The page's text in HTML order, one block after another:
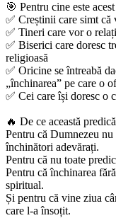
🎯 Pentru cine este
✅ Creștinii care simt că
✅ Tineri care vor o
✅ Biserici care doresc
religioasă
✅ Oricine se întreabă
„închinarea” pe care o
✅ Cei care își doresc o
🔥 De ce această
Pentru că Dumnezeu
închinători adevărați.
Pentru că nu toate
Pentru că închinarea
spiritual.
Și pentru că vine ziua
care l-a însoțit.